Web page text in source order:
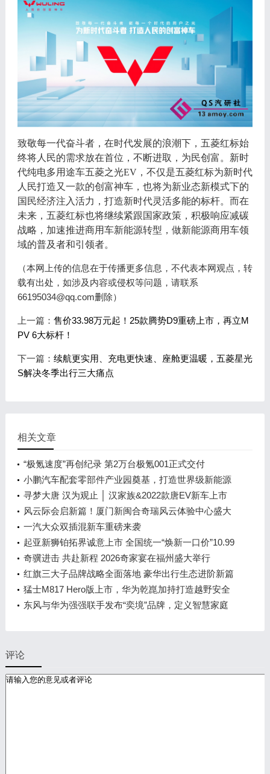
致敬每一代奋斗者，在时代发展的浪潮下，五菱红标始
终将人民的需求放在首位，不断进取，为民创富。新时
代纯电多用途车五菱之光EV，不仅是五菱红标为新时代
人民打造又一款的创富神车，也将为新业态新模式下的
国民经济注入活力，打造新时代灵活多能的标杆。而在
未来，五菱红标也将继续紧跟国家政策，积极响应减碳
战略，加速推进商用车新能源转型，做新能源商用车领
域的普及者和引领者。
（本网上传的信息在于传播更多信息，不代表本网观点，转
载有出处，如涉及内容或侵权等问题，请联系
66195034@qq.com删除）
上一篇： 售价33.98万元起！25款腾势D9重磅上市，再立M
PV 6大标杆！
下一篇： 续航更实用、充电更快速、座舱更温暖，五菱星光
S解决冬季出行三大痛点
相关文章
“极氪速度”再创纪录 第2万台极氪001正式交付
小鹏汽车配套零部件产业园奠基，打造世界级新能源
智能汽车集群
寻梦大唐 汉为观止 │ 汉家族&2022款唐EV新车上市
发布会，敬请期待！
风云际会启新篇！厦门新闽合奇瑞风云体验中心盛大
开业
一汽大众双插混新车重磅来袭
起亚新狮铂拓界诚意上市 全国统一“焕新一口价”10.99
万元起
奇骥进击 共赴新程 2026奇家宴在福州盛大举行
红旗三大子品牌战略全面落地 豪华出行生态进阶新篇
章
猛士M817 Hero版上市，华为乾崑加持打造越野安全
标杆！
东风与华为强强联手发布“奕境”品牌，定义智慧家庭
评论